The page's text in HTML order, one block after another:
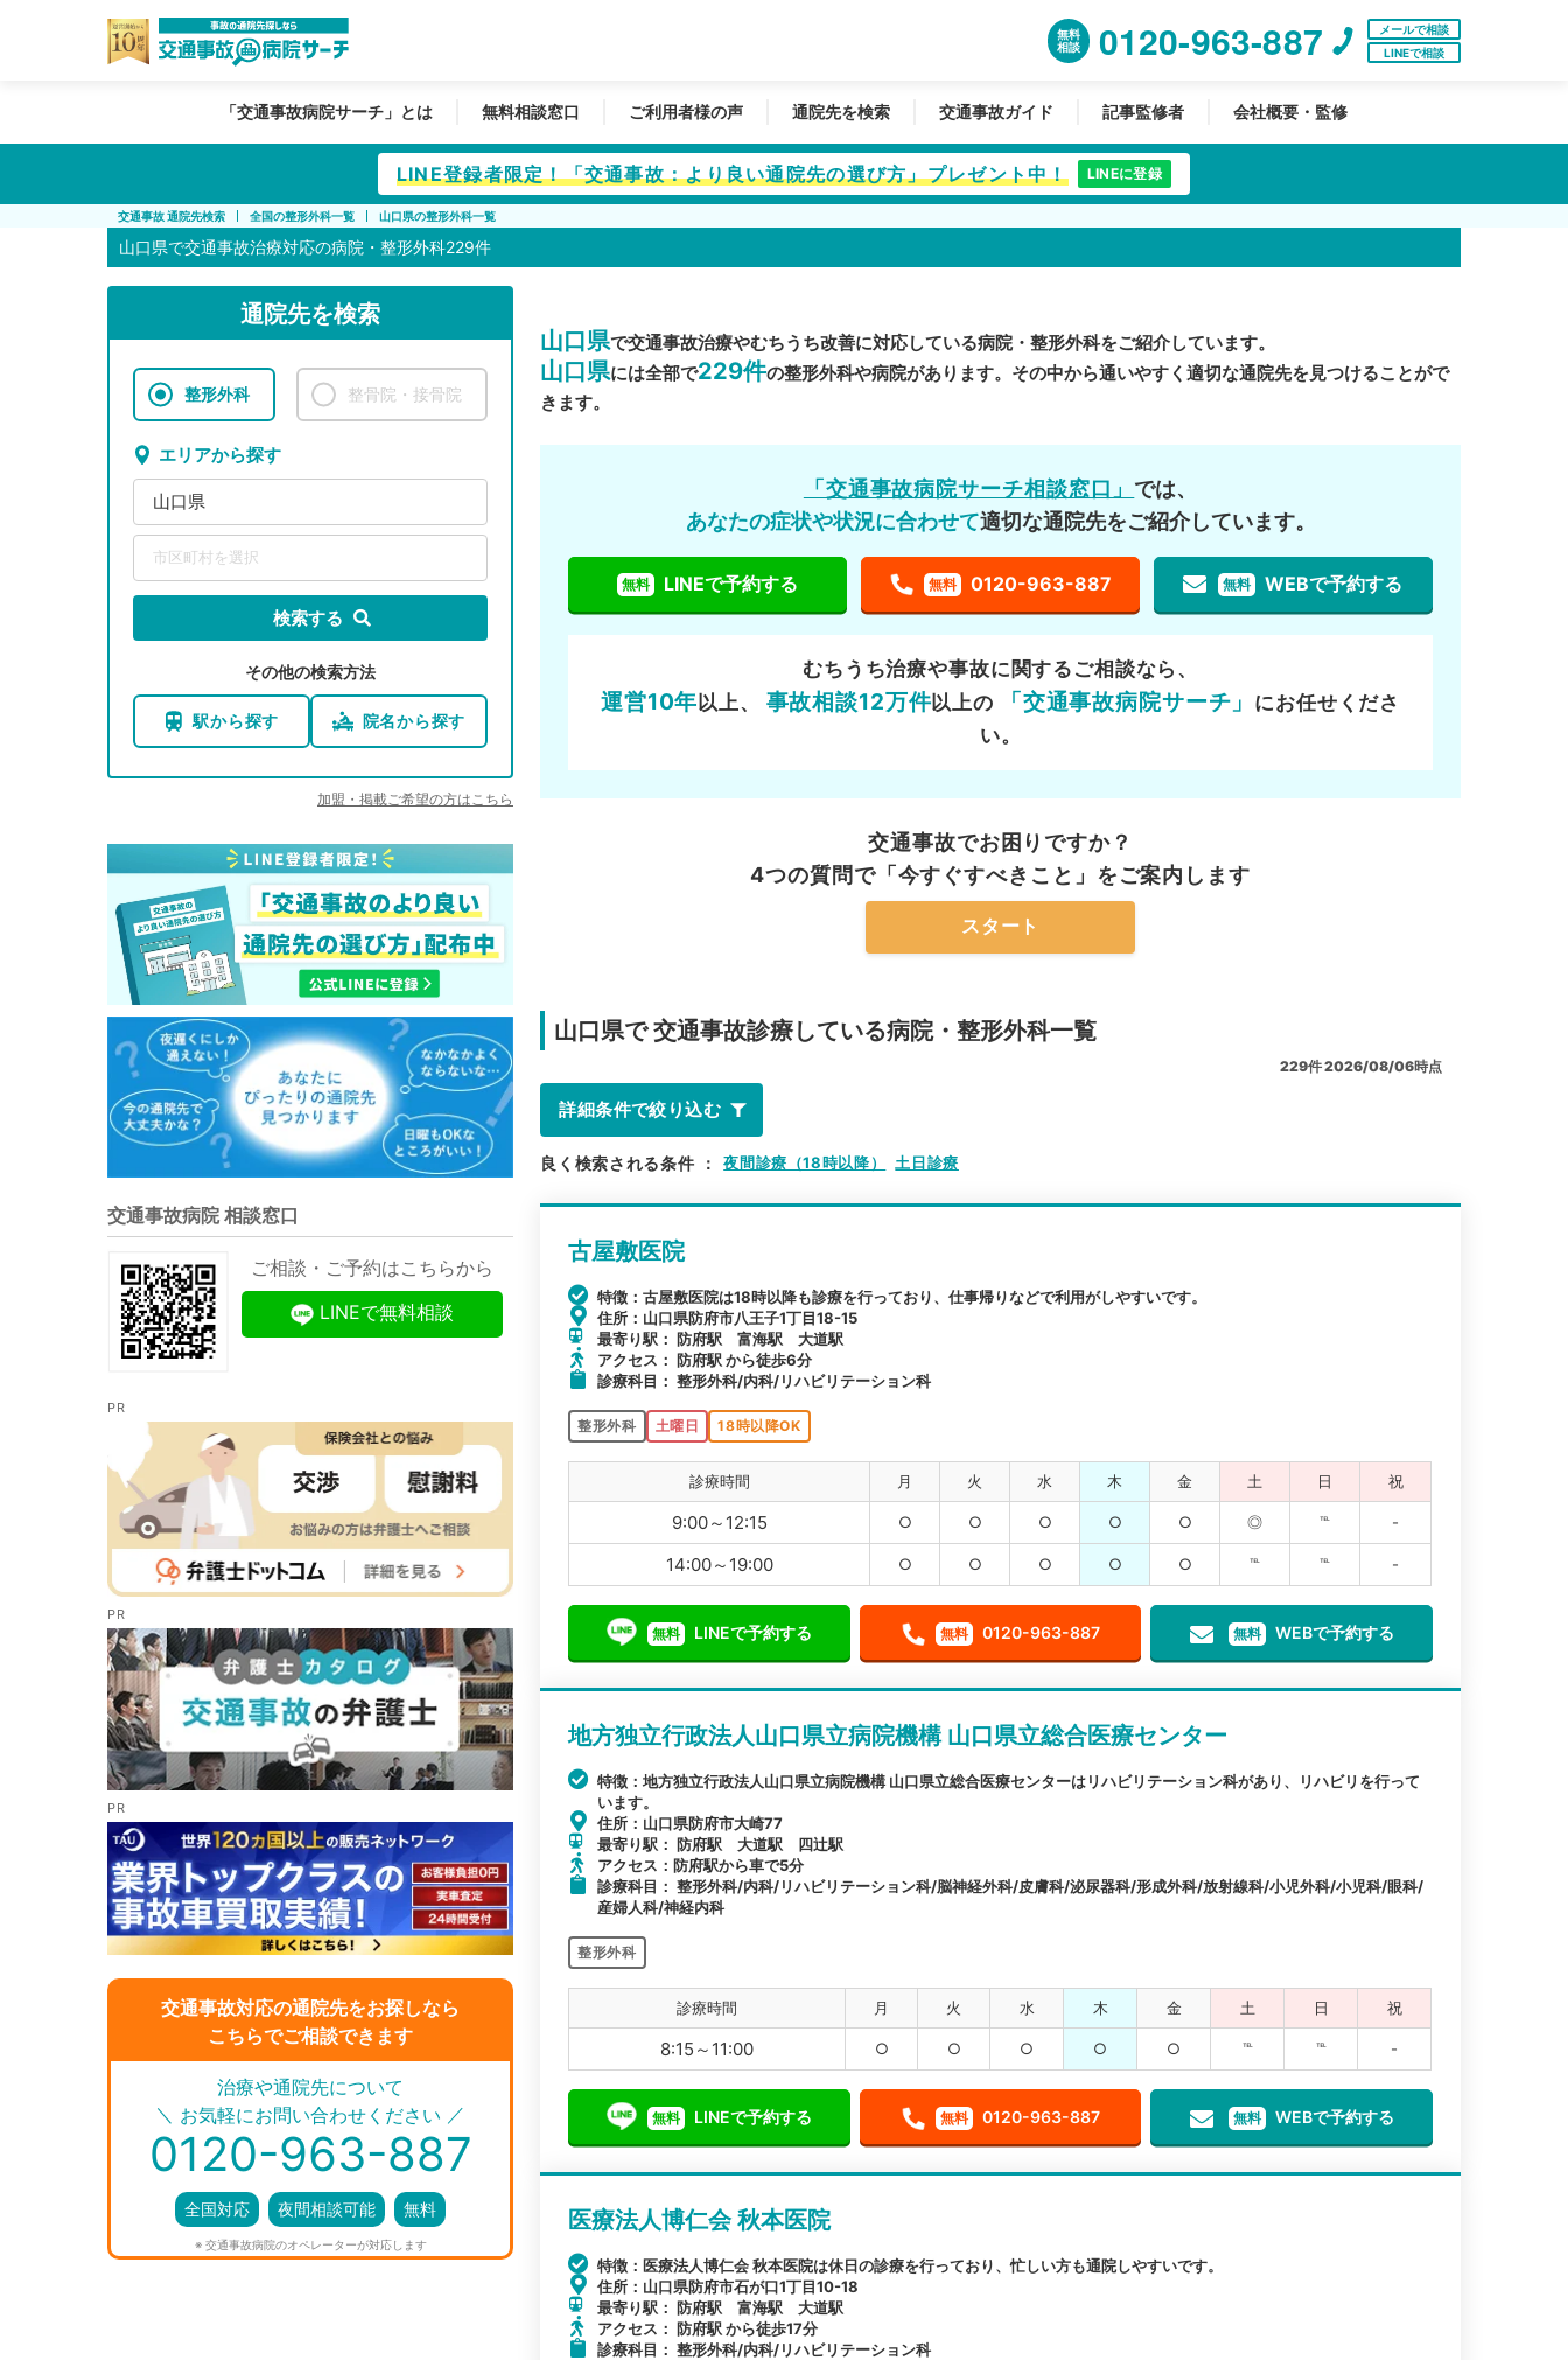
無料
相談
0120-963-887
メールで相談
LINEで相談
「交通事故病院サーチ」とは 無料相談窓口 ご利用者様の声 通院先を検索 交通事故ガイド 記事監修者 会社概要・監修
LINE登録者限定！「交通事故：より良い通院先の選び方」プレゼント中！ LINEに登録
交通事故 通院先検索 全国の整形外科一覧 山口県の整形外科一覧
山口県で交通事故治療対応の病院・整形外科229件
通院先を検索
整形外科 整骨院・接骨院
エリアから探す
山口県
市区町村を選択
検索する
その他の検索方法
駅から探す 院名から探す
加盟・掲載ご希望の方はこちら
交通事故病院 相談窓口
ご相談・ご予約はこちらから
LINEで無料相談
交通事故対応の通院先をお探しなら
こちらでご相談できます
＼ ／
治療や通院先について
お気軽にお問い合わせください
0120-963-887
全国対応 夜間相談可能 無料
※ 交通事故病院のオペレーターが対応します
山口県で交通事故治療やむちうち改善に対応している病院・整形外科をご紹介しています。
山口県には全部で229件の整形外科や病院があります。その中から通いやすく適切な通院先を見つけることがで
きます。
「交通事故病院サーチ相談窓口」 では、
あなたの症状や状況に合わせて適切な通院先をご紹介しています。
無料 LINEで予約する 無料 0120-963-887 無料 WEBで予約する
むちうち治療や事故に関するご相談なら、
運営10年以上、 事故相談12万件以上の 「交通事故病院サーチ」 にお任せくださ
い。
交通事故でお困りですか？
4つの質問で「今すぐすべきこと」をご案内します
スタート
山口県で 交通事故診療している病院・整形外科一覧
229件2026/08/06時点
詳細条件で絞り込む
良く検索される条件 ： 夜間診療（18時以降） 土日診療
古屋敷医院
特徴：古屋敷医院は18時以降も診療を行っており、仕事帰りなどで利用がしやすいです。
住所：山口県防府市八王子1丁目18-15
最寄り駅： 防府駅 富海駅 大道駅
アクセス： 防府駅 から徒歩6分
診療科目： 整形外科/内科/リハビリテーション科
整形外科 土曜日 18時以降OK
診療時間 月 火 水 木 金 土 日 祝
9:00～12:15 ○ ○ ○ ○ ○ ◎ ℡ -
14:00～19:00 ○ ○ ○ ○ ○ ℡ ℡ -
無料 LINEで予約する 無料 0120-963-887 無料 WEBで予約する
地方独立行政法人山口県立病院機構 山口県立総合医療センター
特徴：地方独立行政法人山口県立病院機構 山口県立総合医療センターはリハビリテーション科があり、リハビリを行って
います。
住所：山口県防府市大崎77
最寄り駅： 防府駅 大道駅 四辻駅
アクセス：防府駅から車で5分
診療科目： 整形外科/内科/リハビリテーション科/脳神経外科/皮膚科/泌尿器科/形成外科/放射線科/小児外科/小児科/眼科/
産婦人科/神経内科
整形外科
診療時間 月 火 水 木 金 土 日 祝
8:15～11:00 ○ ○ ○ ○ ○ ℡ ℡ -
無料 LINEで予約する 無料 0120-963-887 無料 WEBで予約する
医療法人博仁会 秋本医院
特徴：医療法人博仁会 秋本医院は休日の診療を行っており、忙しい方も通院しやすいです。
住所：山口県防府市石が口1丁目10-18
最寄り駅： 防府駅 富海駅 大道駅
アクセス： 防府駅 から徒歩17分
診療科目： 整形外科/内科/リハビリテーション科